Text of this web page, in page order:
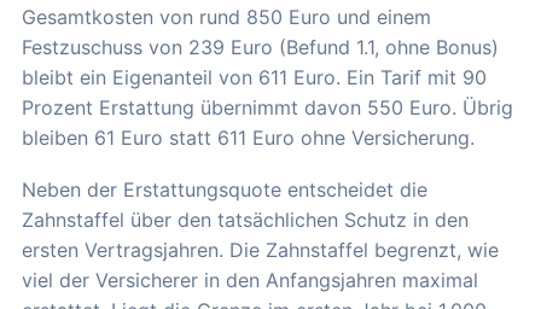
Gesamtkosten von rund 850 Euro und einem
Festzuschuss von 239 Euro (Befund 1.1, ohne Bonus)
bleibt ein Eigenanteil von 611 Euro. Ein Tarif mit 90
Prozent Erstattung übernimmt davon 550 Euro. Übrig
bleiben 61 Euro statt 611 Euro ohne Versicherung.
Neben der Erstattungsquote entscheidet die
Zahnstaffel über den tatsächlichen Schutz in den
ersten Vertragsjahren. Die Zahnstaffel begrenzt, wie
viel der Versicherer in den Anfangsjahren maximal